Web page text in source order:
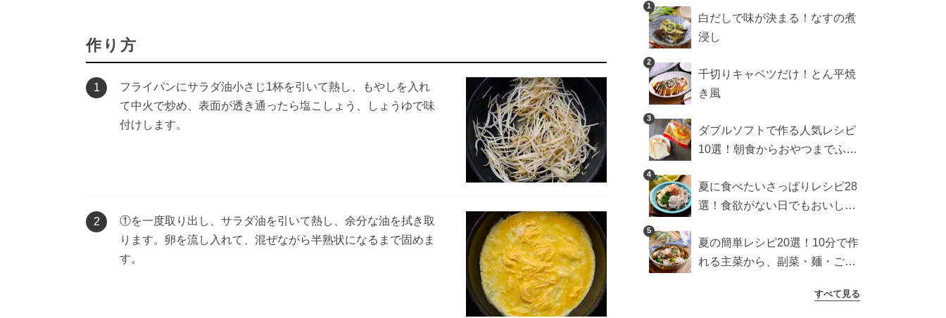
作り方
1
フライパンにサラダ油小さじ1杯を引いて熱し、もやしを入れ
て中火で炒め、表面が透き通ったら塩こしょう、しょうゆで味
付けします。
2
①を一度取り出し、サラダ油を引いて熱し、余分な油を拭き取
ります。卵を流し入れて、混ぜながら半熟状になるまで固めま
す。
1
白だしで味が決まる！なすの煮
浸し
2
千切りキャベツだけ！とん平焼
き風
3
ダブルソフトで作る人気レシピ
10選！朝食からおやつまでふん
4
夏に食べたいさっぱりレシピ28
選！食欲がない日でもおいしい
5
夏の簡単レシピ20選！10分で作
れる主菜から、副菜・麺・ごは
すべて見る